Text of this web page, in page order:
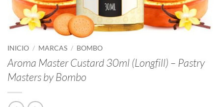
INICIO / MARCAS / BOMBO
Aroma Master Custard 30ml (Longfill) – Pastry
Masters by Bombo